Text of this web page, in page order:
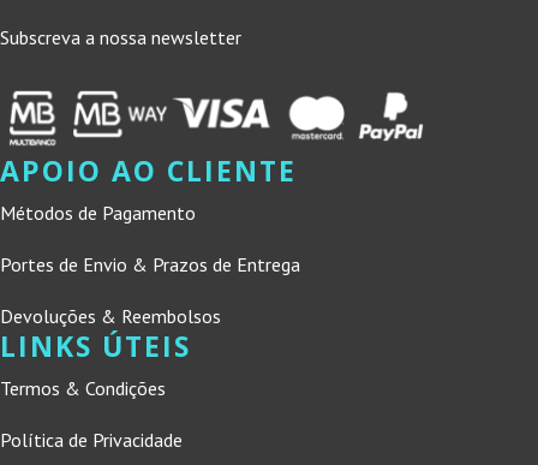
Subscreva a nossa newsletter
APOIO AO CLIENTE
Métodos de Pagamento
Portes de Envio & Prazos de Entrega
Devoluções & Reembolsos
LINKS ÚTEIS
Termos & Condições
Política de Privacidade